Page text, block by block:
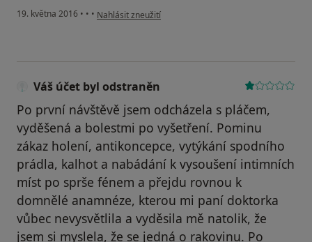
19. května 2016 • • • podle názoru uživatele Váš účet byl odstraněn
Nahlásit zneužití
Váš účet byl odstraněn
Po první návštěvě jsem odcházela s pláčem,
vyděšená a bolestmi po vyšetření. Pominu
zákaz holení, antikoncepce, vytýkání spodního
prádla, kalhot a nabádání k vysoušení intimních
míst po sprše fénem a přejdu rovnou k
domnělé anamnéze, kterou mi paní doktorka
vůbec nevysvětlila a vyděsila mě natolik, že
jsem si myslela, že se jedná o rakovinu. Po